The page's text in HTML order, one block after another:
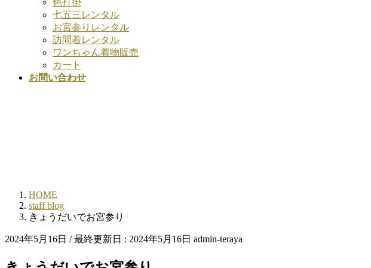
色打掛
七五三レンタル
お宮参りレンタル
訪問着レンタル
ワンちゃん着物販売
カート
お問い合わせ
HOME
staff blog
きょうだいでお宮参り
2024年5月16日 / 最終更新日 : 2024年5月16日 admin-teraya